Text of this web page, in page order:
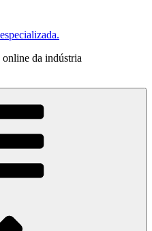
da indústria